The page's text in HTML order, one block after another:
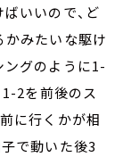
いいので、ど
かみたいな駆け
ングのように1-
2を前後のス
に行くかが相
で動いた後3